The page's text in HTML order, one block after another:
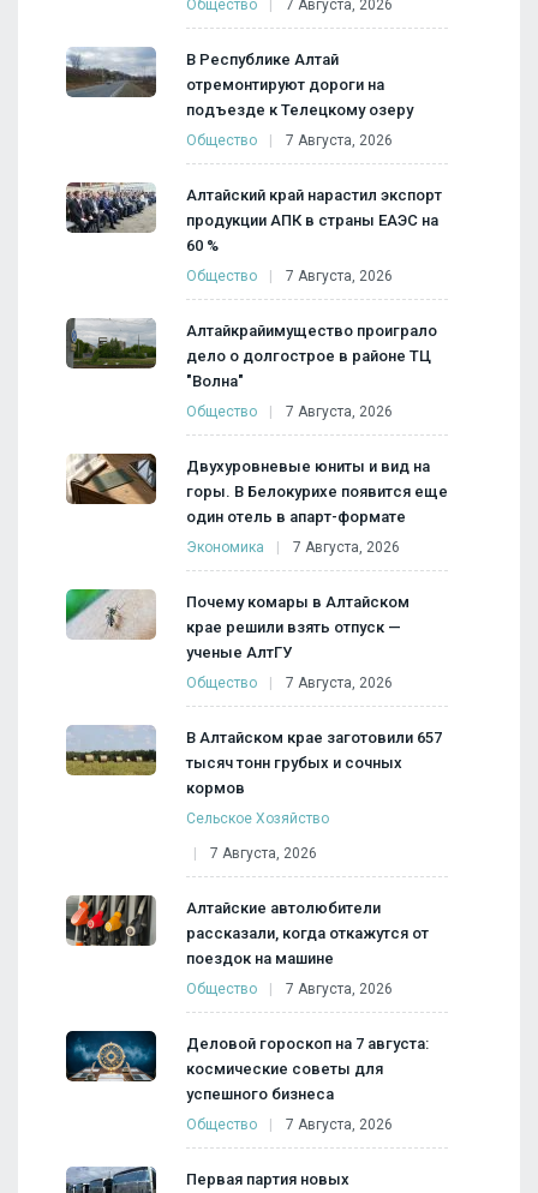
Общество 7 Августа, 2026
В Республике Алтай
отремонтируют дороги на
подъезде к Телецкому озеру
Общество 7 Августа, 2026
Алтайский край нарастил экспорт
продукции АПК в страны ЕАЭС на
60 %
Общество 7 Августа, 2026
Алтайкрайимущество проиграло
дело о долгострое в районе ТЦ
"Волна"
Общество 7 Августа, 2026
Двухуровневые юниты и вид на
горы. В Белокурихе появится еще
один отель в апарт-формате
Экономика 7 Августа, 2026
Почему комары в Алтайском
крае решили взять отпуск —
ученые АлтГУ
Общество 7 Августа, 2026
В Алтайском крае заготовили 657
тысяч тонн грубых и сочных
кормов
Сельское Хозяйство
7 Августа, 2026
Алтайские автолюбители
рассказали, когда откажутся от
поездок на машине
Общество 7 Августа, 2026
Деловой гороскоп на 7 августа:
космические советы для
успешного бизнеса
Общество 7 Августа, 2026
Первая партия новых